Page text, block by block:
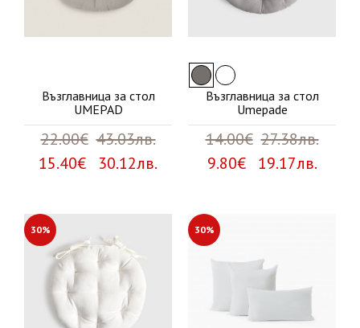
Възглавница за стол
UMEPAD
22.00€ 43.03лв.
15.40€ 30.12лв.
Възглавница за стол
Umepade
14.00€ 27.38лв.
9.80€ 19.17лв.
30% 30%